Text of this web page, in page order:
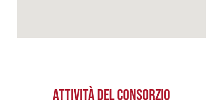
ATTIVITÀ DEL CONSORZIO